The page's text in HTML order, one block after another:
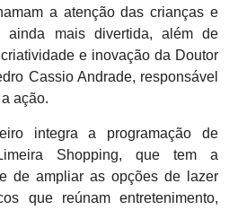
a atenção das crianças e
ainda mais divertida, além de
e inovação da Doutor
Cassio Andrade, responsável
ação.
integra a programação de
Shopping, que tem a
de ampliar as opções de lazer
que reúnam entretenimento,